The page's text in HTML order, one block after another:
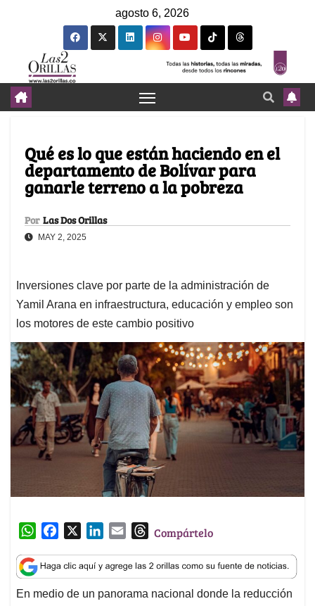
agosto 6, 2026
Qué es lo que están haciendo en el
departamento de Bolívar para
ganarle terreno a la pobreza
Por Las Dos Orillas
MAY 2, 2025
Inversiones clave por parte de la administración de
Yamil Arana en infraestructura, educación y empleo son
los motores de este cambio positivo
W
a
t
s
c
e
b
n
k
e
a
i
l
T
r
e
a
Compártelo
En medio de un panorama nacional donde la reducción